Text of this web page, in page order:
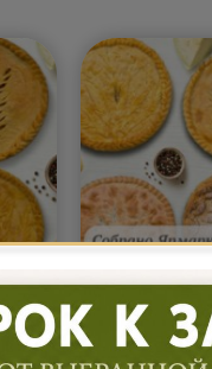
Сет
на 17-20